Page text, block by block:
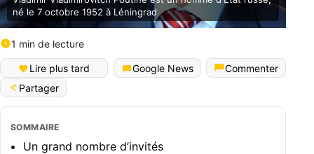
né le 7 octobre 1952 à Léningrad
1 min de lecture
Lire plus tard Google News
Commenter
Partager
SOMMAIRE
Un grand nombre d’invités